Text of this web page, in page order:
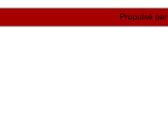
Propulsé par